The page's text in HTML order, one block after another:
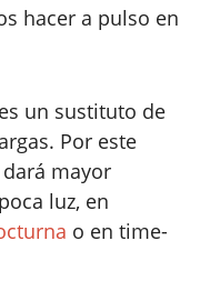
hacer a pulso en
un sustituto de
Por este
mayor
luz, en
o en time-